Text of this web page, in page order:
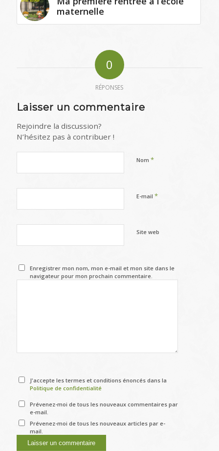
maternelle
0
RÉPONSES
Laisser un commentaire
Rejoindre la discussion?
N’hésitez pas à contribuer !
Nom *
E-mail *
Site web
Enregistrer mon nom, mon e-mail et mon site dans le
navigateur pour mon prochain commentaire.
J'accepte les termes et conditions énoncés dans la
Politique de confidentialité
Prévenez-moi de tous les nouveaux commentaires par
e-mail.
Prévenez-moi de tous les nouveaux articles par e-
mail.